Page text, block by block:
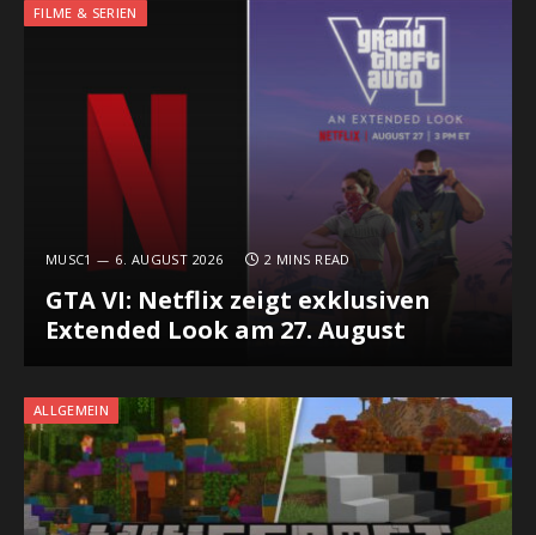
FILME & SERIEN
MUSC1 6. AUGUST 2026 2 MINS READ
GTA VI: Netflix zeigt exklusiven
Extended Look am 27. August
ALLGEMEIN